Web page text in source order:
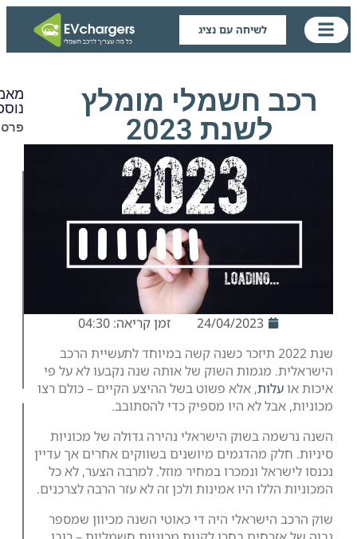
לשיחה עם נציג
חשמלי מומלץ
24/04/2023
זמן קריאה: 04:30
2022 תיזכר כשנה קשה במיוחד לתעשיית הרכב
השוק של אותה שנה נקבעו לא על פי
, אלא פשוט בשל ההיצע הקיים – כולם רצו
לא היו מספיק כדי להסתובב.
בשוק הישראלי נהירה גדולה של מכוניות
מהדגמים מיושנים בשווקים אחרים אך עדיין
ונמכרו במחיר מוזל. למרבה הצער, לא כל
היו אמינות ולכן זה לא עזר הרבה לצרכנים.
היה די כאוטי השנה מכיוון שמספר
מאמרים
נוספים:
נייד
עמדות
טעינה
לרכב
חשמלי
2025
עוד
»
כמה
עולה
להטעין
רכב
פברואר